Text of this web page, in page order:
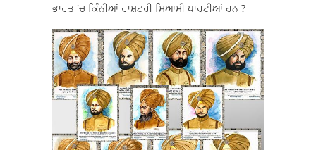
ਭਾਰਤ 'ਚ ਕਿੰਨੀਆਂ ਰਾਸ਼ਟਰੀ ਸਿਆਸੀ ਪਾਰਟੀਆਂ ਹਨ ?